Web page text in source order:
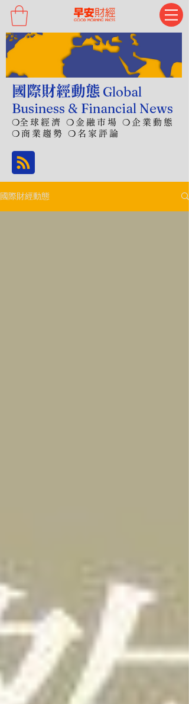
國際財經動態 Global
Business & Financial News
❍全球經濟 ❍金融市場 ❍企業動態
❍商業趨勢 ❍名家評論
國際財經動態